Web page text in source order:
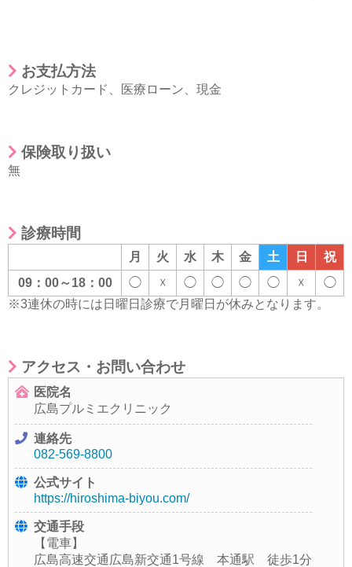
お支払方法
クレジットカード 医療ローン 現金
保険取り扱い
無
診療時間
月 火 水 木 金 土 日
祝
09：00～18：00
◯ ☓ ◯ ◯ ◯ ◯ ☓
◯
※3連休の時には日曜日診療で月曜日が休みとなります。
アクセス・お問い合わせ
医院名
広島プルミエクリニック
連絡先
082-569-8800
公式サイト
https://hiroshima-biyou.com/
交通手段
【電車】
広島高速交通広島新交通1号線 本通駅 徒歩1分